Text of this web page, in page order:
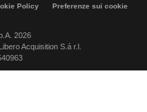
Policy
Preferenze sui cookie
2026
Acquisition S.á r.l.